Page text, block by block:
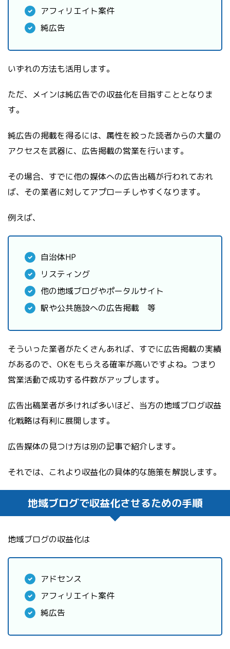
アフィリエイト案件
純広告
いずれの方法も活用します。
ただ、メインは純広告での収益化を目指すこととなりま
す。
純広告の掲載を得るには、属性を絞った読者からの大量の
アクセスを武器に、広告掲載の営業を行います。
その場合、すでに他の媒体への広告出稿が行われておれ
ば、その業者に対してアプローチしやすくなります。
例えば、
自治体HP
リスティング
他の地域ブログやポータルサイト
駅や公共施設への広告掲載 等
そういった業者がたくさんあれば、すでに広告掲載の実績
があるので、OKをもらえる確率が高いですよね。つまり
営業活動で成功する件数がアップします。
広告出稿業者が多ければ多いほど、当方の地域ブログ収益
化戦略は有利に展開します。
広告媒体の見つけ方は別の記事で紹介します。
それでは、これより収益化の具体的な施策を解説します。
地域ブログで収益化させるための手順
地域ブログの収益化は
アドセンス
アフィリエイト案件
純広告